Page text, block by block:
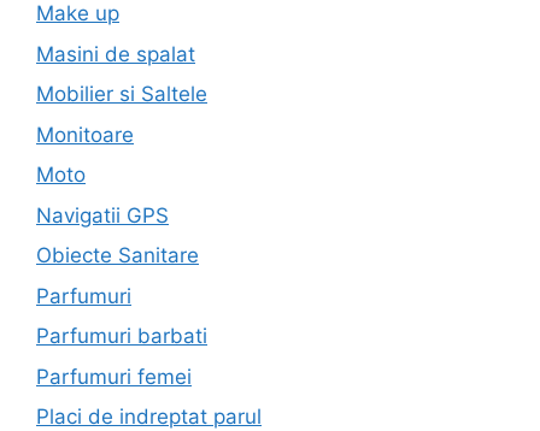
Make up
Masini de spalat
Mobilier si Saltele
Monitoare
Moto
Navigatii GPS
Obiecte Sanitare
Parfumuri
Parfumuri barbati
Parfumuri femei
Placi de indreptat parul